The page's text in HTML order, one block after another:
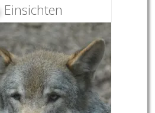
Einsichten